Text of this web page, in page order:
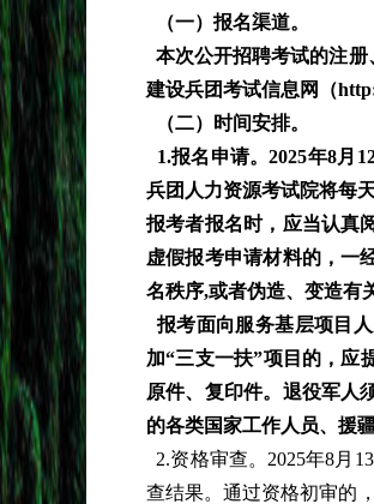
（一）报名渠道。
本次公开招聘考试的注
建设兵团考试信息网（
（二）时间安排。
1.报名申请。2025年8月
兵团人力资源考试院将每
报考者报名时，应当认真
虚假报考申请材料的，一
名秩序,或者伪造、变造有
报考面向服务基层项目
加“三支一扶”项目的，应
原件、复印件。退役军人
的各类国家工作人员、援
2.资格审查。2025年8月
查结果。通过资格初审的